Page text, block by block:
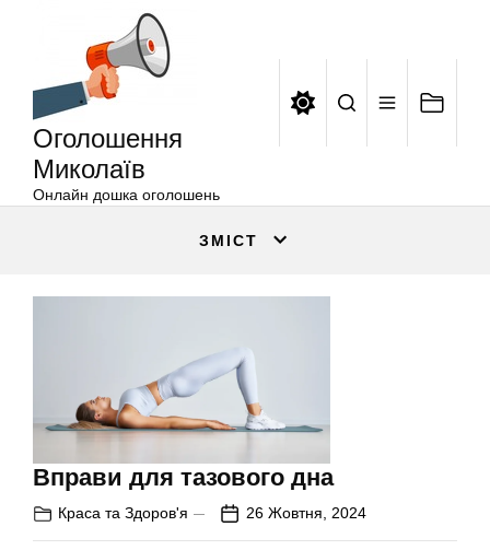
Оголошення
Миколаїв
Онлайн дошка оголошень
ЗМІСТ
Вправи для тазового дна
Краса та Здоров'я 26 Жовтня, 2024